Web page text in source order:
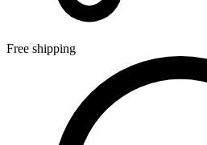
Free shipping